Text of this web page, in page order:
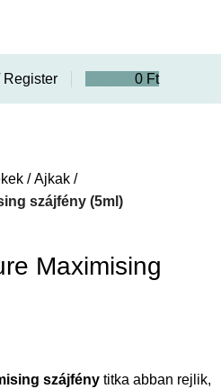
Register 0 Ft
Ajkak
szájfény (5ml)
Maximising
szájfény titka abban rejlik,